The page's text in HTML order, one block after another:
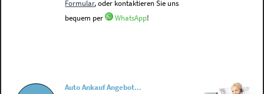
Formular, oder kontaktieren Sie uns
bequem per
WhatsApp!
Auto Ankauf Angebot...